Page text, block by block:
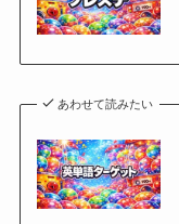
あわせて読みたい